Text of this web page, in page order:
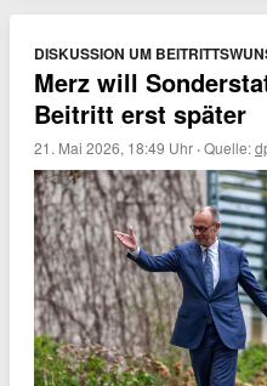
DISKUSSION UM
Merz will
Beitritt erst später
21. Mai 2026, 18:49 Uhr ·Quelle: